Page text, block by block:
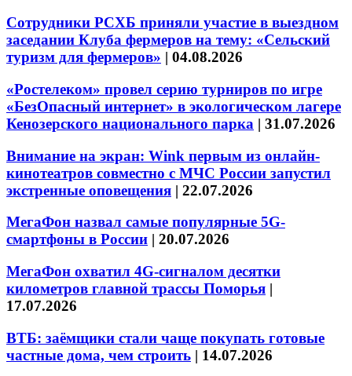
Сотрудники РСХБ приняли участие в выездном
заседании Клуба фермеров на тему: «Сельский
туризм для фермеров» | 04.08.2026
«Ростелеком» провел серию турниров по игре
«БезОпасный интернет» в экологическом лагере
Кенозерского национального парка | 31.07.2026
Внимание на экран: Wink первым из онлайн-
кинотеатров совместно с МЧС России запустил
экстренные оповещения | 22.07.2026
МегаФон назвал самые популярные 5G-
смартфоны в России | 20.07.2026
МегаФон охватил 4G-сигналом десятки
километров главной трассы Поморья |
17.07.2026
ВТБ: заёмщики стали чаще покупать готовые
частные дома, чем строить | 14.07.2026